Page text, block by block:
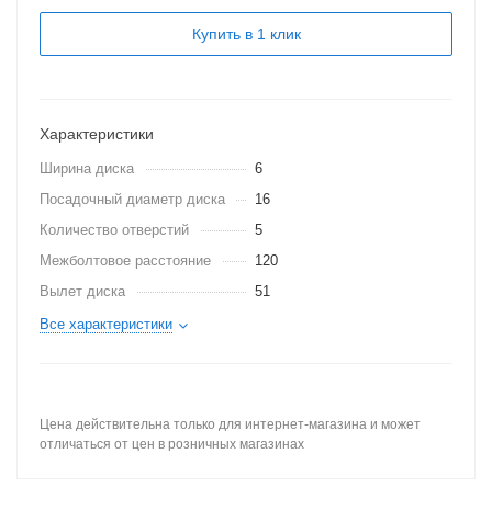
Купить в 1 клик
Характеристики
Ширина диска
6
Посадочный диаметр диска
16
Количество отверстий
5
Межболтовое расстояние
120
Вылет диска
51
Все характеристики
Цена действительна только для интернет-магазина и может
отличаться от цен в розничных магазинах